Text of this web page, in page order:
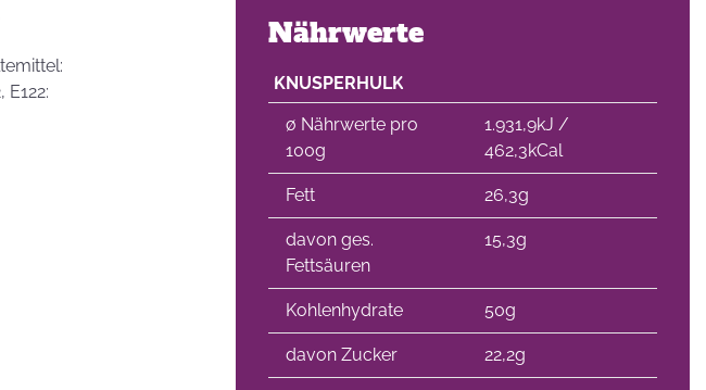
Nährwerte
KNUSPERHULK
∅ Nährwerte pro
100g
1.931,9kJ /
462,3kCal
Fett 26,3g
davon ges.
Fettsäuren
15,3g
Kohlenhydrate 50g
davon Zucker 22,2g